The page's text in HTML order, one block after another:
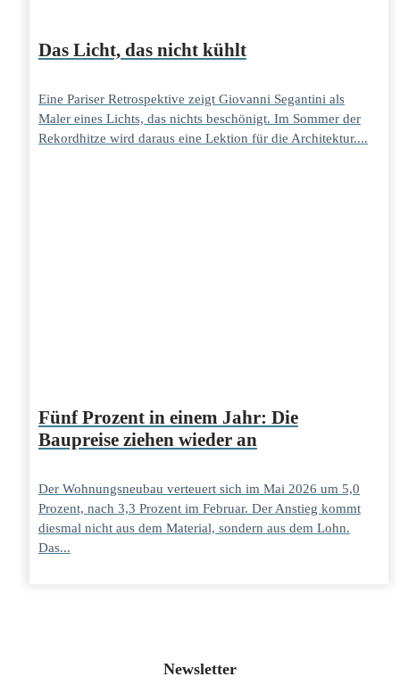
Das Licht, das nicht kühlt
Eine Pariser Retrospektive zeigt Giovanni Segantini als
Maler eines Lichts, das nichts beschönigt. Im Sommer der
Rekordhitze wird daraus eine Lektion für die Architektur....
Fünf Prozent in einem Jahr: Die
Baupreise ziehen wieder an
Der Wohnungsneubau verteuert sich im Mai 2026 um 5,0
Prozent, nach 3,3 Prozent im Februar. Der Anstieg kommt
diesmal nicht aus dem Material, sondern aus dem Lohn.
Das...
Newsletter